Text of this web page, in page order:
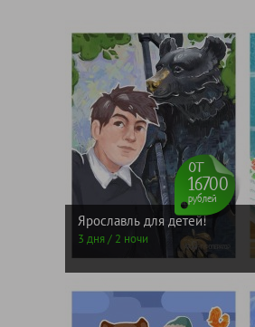
Ярославль для детей!
3 дня / 2 ночи
от
16700
рублей